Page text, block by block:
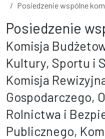
Posiedzenie wspólne
Posiedzenie
Komisja
Kultury, Sportu i
Komisja
Gospodarczego,
Rolnictwa i
Publicznego,